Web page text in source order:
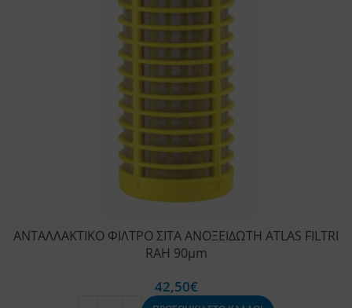
ΑΝΤΑΛΛΑΚΤΙΚΟ ΦΙΛΤΡΟ ΣΙΤΑ ΑΝΟΞΕΙΔΩΤΗ ATLAS FILTRI
RAH 90μm
42,50€